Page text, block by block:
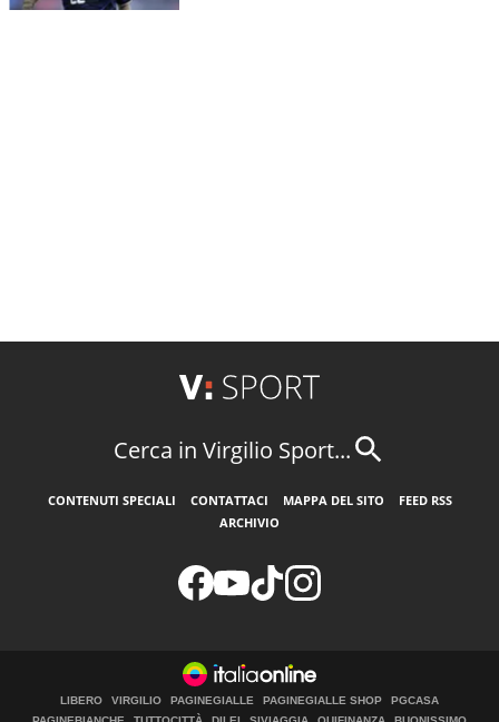
Cerca in Virgilio Sport...
CONTENUTI SPECIALI CONTATTACI MAPPA DEL SITO
FEED RSS
ARCHIVIO
LIBERO VIRGILIO PAGINEGIALLE PAGINEGIALLE SHOP
PGCASA